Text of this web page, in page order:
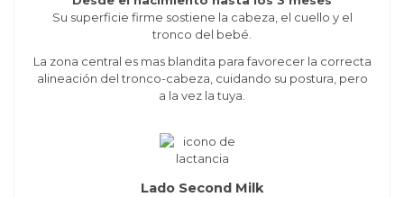
Su superficie firme sostiene la cabeza, el cuello y el
tronco del bebé.
La zona central es mas blandita para favorecer la correcta
alineación del tronco-cabeza, cuidando su postura, pero
a la vez la tuya.
Lado Second Milk